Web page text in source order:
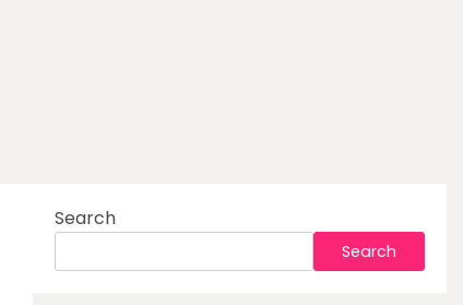
Search
Search